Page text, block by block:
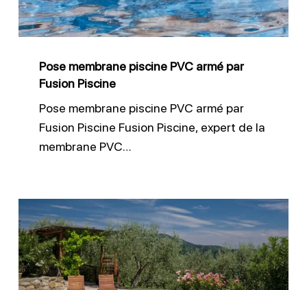
par
Fusion
Pose membrane piscine PVC armé par
Fusion Piscine
Pose membrane piscine PVC armé par
Fusion Piscine Fusion Piscine, expert de la
membrane PVC…
Changer
le
liner
d’une